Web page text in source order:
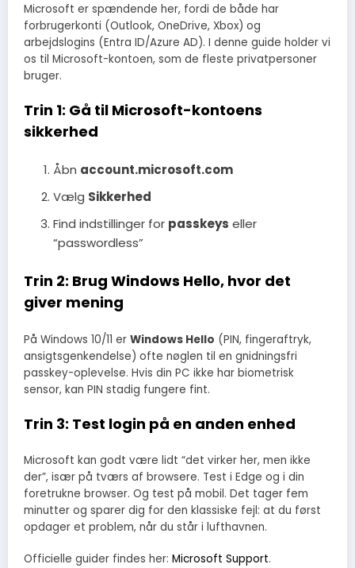
Microsoft er spændende her, fordi de både har
forbrugerkonti (Outlook, OneDrive, Xbox) og
arbejdslogins (Entra ID/Azure AD). I denne guide holder vi
os til Microsoft-kontoen, som de fleste privatpersoner
bruger.
Trin 1: Gå til Microsoft-kontoens
sikkerhed
Åbn account.microsoft.com
Vælg Sikkerhed
Find indstillinger for passkeys eller
“passwordless”
Trin 2: Brug Windows Hello, hvor det
giver mening
På Windows 10/11 er Windows Hello (PIN, fingeraftryk,
ansigtsgenkendelse) ofte nøglen til en gnidningsfri
passkey-oplevelse. Hvis din PC ikke har biometrisk
sensor, kan PIN stadig fungere fint.
Trin 3: Test login på en anden enhed
Microsoft kan godt være lidt “det virker her, men ikke
der”, især på tværs af browsere. Test i Edge og i din
foretrukne browser. Og test på mobil. Det tager fem
minutter og sparer dig for den klassiske fejl: at du først
opdager et problem, når du står i lufthavnen.
Officielle guider findes her: Microsoft Support.